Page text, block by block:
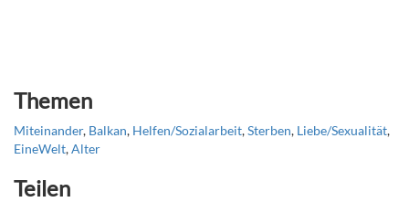
Themen
Miteinander, Balkan, Helfen/Sozialarbeit,Sterben, Liebe/Sexualität,
EineWelt,Alter
Teilen